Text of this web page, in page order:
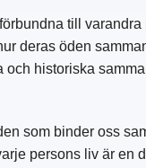
till
deras öden
historiska
som binder oss
persons liv är en